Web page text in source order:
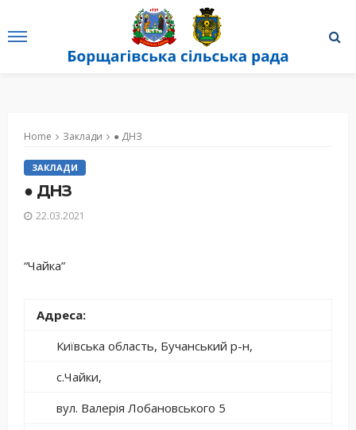
Home Заклади ● ДНЗ
ЗАКЛАДИ
● ДНЗ
22.03.2021
“Чайка”
Адреса:
Київська область, Бучанський р-н,
с.Чайки,
вул. Валерія Лобановського 5